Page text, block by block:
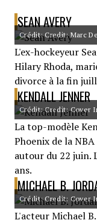
SEAN AVERY
Crédit: Credit: Marc
L'ex-hockeyeur
Hilary Rhoda,
divorce à la fin
KENDALL JENNER
Crédit: Credit: Cover
La top-modèle
Phoenix de la
autour du 22 juin.
ans.
MICHAEL B.
Crédit: Credit: Cover
L'acteur Michael